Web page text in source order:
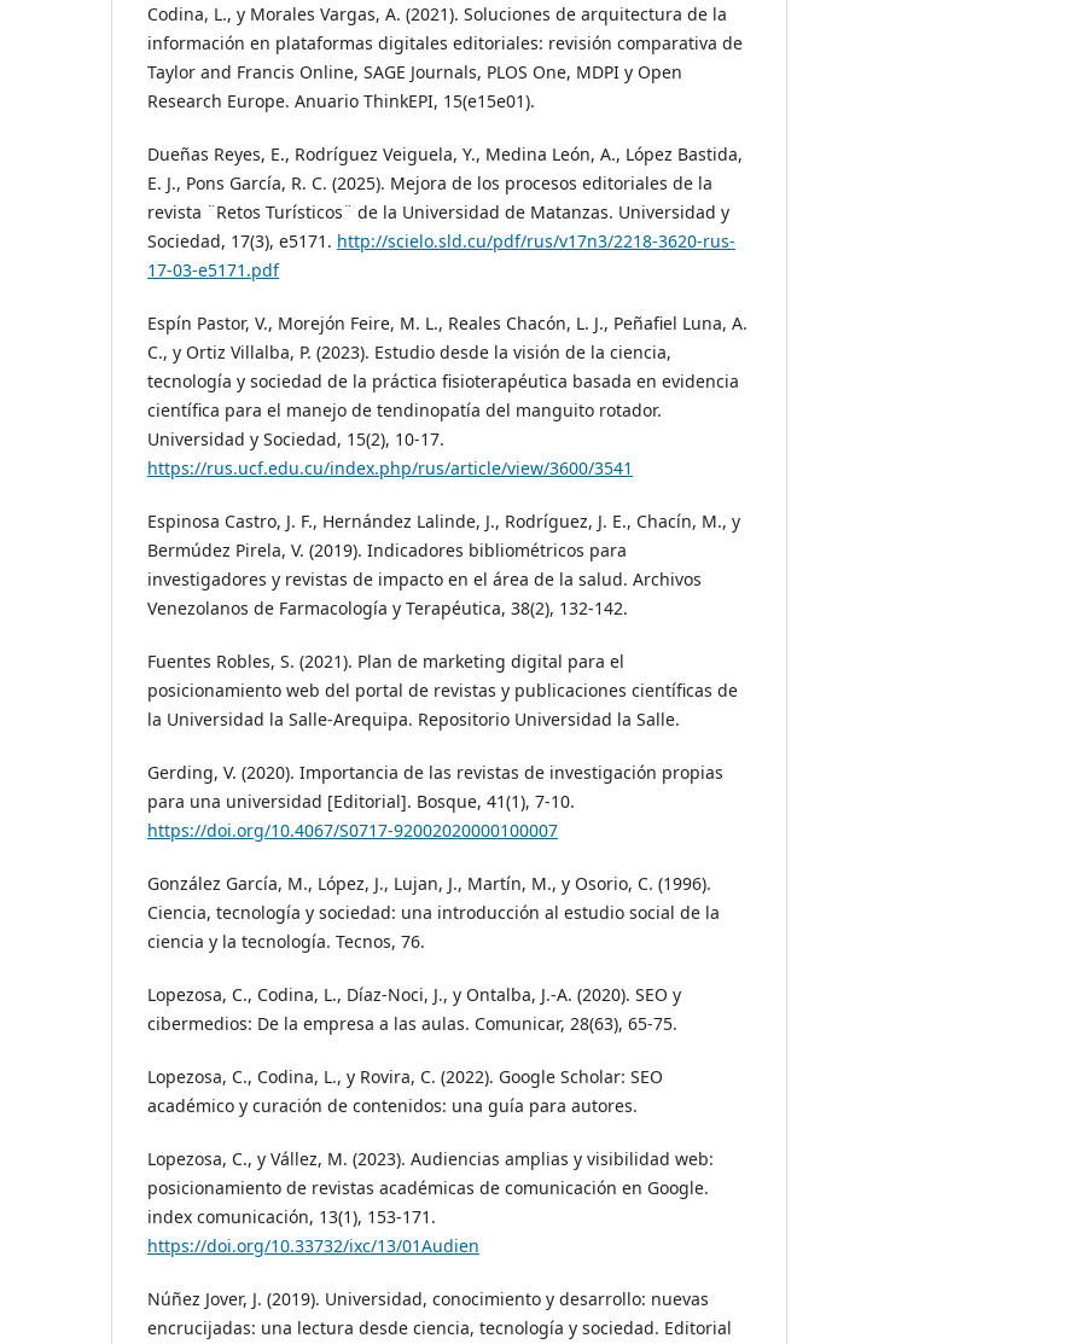
Codina, L., y Morales Vargas, A. (2021). Soluciones de arquitectura de la
información en plataformas digitales editoriales: revisión comparativa de
Taylor and Francis Online, SAGE Journals, PLOS One, MDPI y Open
Research Europe. Anuario ThinkEPI, 15(e15e01).
Dueñas Reyes, E., Rodríguez Veiguela, Y., Medina León, A., López Bastida,
E. J., Pons García, R. C. (2025). Mejora de los procesos editoriales de la
revista ¨Retos Turísticos¨ de la Universidad de Matanzas. Universidad y
Sociedad, 17(3), e5171. http://scielo.sld.cu/pdf/rus/v17n3/2218-3620-rus-
17-03-e5171.pdf
Espín Pastor, V., Morejón Feire, M. L., Reales Chacón, L. J., Peñafiel Luna, A.
C., y Ortiz Villalba, P. (2023). Estudio desde la visión de la ciencia,
tecnología y sociedad de la práctica fisioterapéutica basada en evidencia
científica para el manejo de tendinopatía del manguito rotador.
Universidad y Sociedad, 15(2), 10-17.
https://rus.ucf.edu.cu/index.php/rus/article/view/3600/3541
Espinosa Castro, J. F., Hernández Lalinde, J., Rodríguez, J. E., Chacín, M., y
Bermúdez Pirela, V. (2019). Indicadores bibliométricos para
investigadores y revistas de impacto en el área de la salud. Archivos
Venezolanos de Farmacología y Terapéutica, 38(2), 132-142.
Fuentes Robles, S. (2021). Plan de marketing digital para el
posicionamiento web del portal de revistas y publicaciones científicas de
la Universidad la Salle-Arequipa. Repositorio Universidad la Salle.
Gerding, V. (2020). Importancia de las revistas de investigación propias
para una universidad [Editorial]. Bosque, 41(1), 7-10.
https://doi.org/10.4067/S0717-92002020000100007
González García, M., López, J., Lujan, J., Martín, M., y Osorio, C. (1996).
Ciencia, tecnología y sociedad: una introducción al estudio social de la
ciencia y la tecnología. Tecnos, 76.
Lopezosa, C., Codina, L., Díaz-Noci, J., y Ontalba, J.-A. (2020). SEO y
cibermedios: De la empresa a las aulas. Comunicar, 28(63), 65-75.
Lopezosa, C., Codina, L., y Rovira, C. (2022). Google Scholar: SEO
académico y curación de contenidos: una guía para autores.
Lopezosa, C., y Vállez, M. (2023). Audiencias amplias y visibilidad web:
posicionamiento de revistas académicas de comunicación en Google.
index comunicación, 13(1), 153-171.
https://doi.org/10.33732/ixc/13/01Audien
Núñez Jover, J. (2019). Universidad, conocimiento y desarrollo: nuevas
encrucijadas: una lectura desde ciencia, tecnología y sociedad. Editorial